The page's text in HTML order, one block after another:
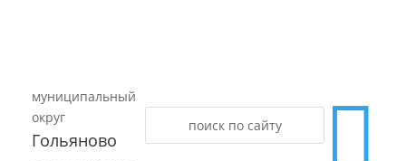
муниципальный
округ
Гольяново 